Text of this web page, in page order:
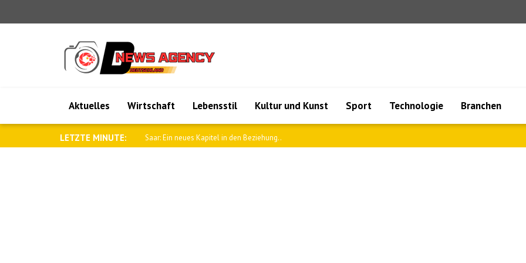
Aktuelles Wirtschaft Lebensstil Kultur und Kunst Sport Technologie Branchen
LETZTE MINUTE: Dar: Das Gemeinsame Verteidigungsabkomme..